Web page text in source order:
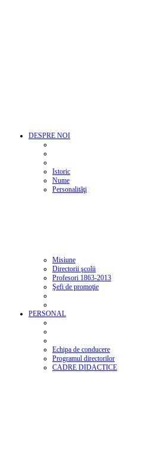
DESPRE NOI
Istoric
Nume
Personalităţi
Misiune
Directorii şcolii
Profesori 1863-2013
Şefi de promoţie
PERSONAL
Echipa de conducere
Programul directorilor
CADRE DIDACTICE